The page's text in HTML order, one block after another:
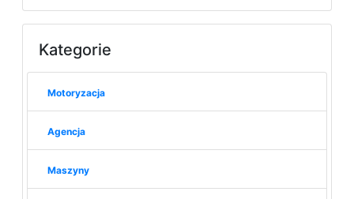
Kategorie
Motoryzacja
Agencja
Maszyny